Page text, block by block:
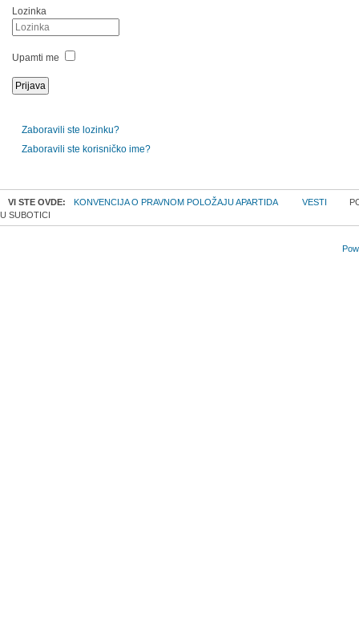
Lozinka
Upamti me
Zaboravili ste lozinku?
Zaboravili ste korisničko ime?
VI STE OVDE: KONVENCIJA O PRAVNOM POLOŽAJU APARTIDA VESTI
U SUBOTICI